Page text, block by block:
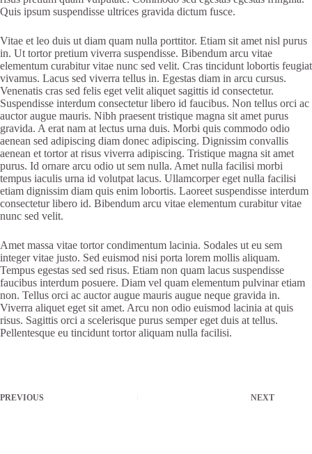
Quis ipsum suspendisse ultrices gravida dictum fusce.
Vitae et leo duis ut diam quam nulla porttitor. Etiam sit amet nisl purus
in. Ut tortor pretium viverra suspendisse. Bibendum arcu vitae
elementum curabitur vitae nunc sed velit. Cras tincidunt lobortis feugiat
vivamus. Lacus sed viverra tellus in. Egestas diam in arcu cursus.
Venenatis cras sed felis eget velit aliquet sagittis id consectetur.
Suspendisse interdum consectetur libero id faucibus. Non tellus orci ac
auctor augue mauris. Nibh praesent tristique magna sit amet purus
gravida. A erat nam at lectus urna duis. Morbi quis commodo odio
aenean sed adipiscing diam donec adipiscing. Dignissim convallis
aenean et tortor at risus viverra adipiscing. Tristique magna sit amet
purus. Id ornare arcu odio ut sem nulla. Amet nulla facilisi morbi
tempus iaculis urna id volutpat lacus. Ullamcorper eget nulla facilisi
etiam dignissim diam quis enim lobortis. Laoreet suspendisse interdum
consectetur libero id. Bibendum arcu vitae elementum curabitur vitae
nunc sed velit.
Amet massa vitae tortor condimentum lacinia. Sodales ut eu sem
integer vitae justo. Sed euismod nisi porta lorem mollis aliquam.
Tempus egestas sed sed risus. Etiam non quam lacus suspendisse
faucibus interdum posuere. Diam vel quam elementum pulvinar etiam
non. Tellus orci ac auctor augue mauris augue neque gravida in.
Viverra aliquet eget sit amet. Arcu non odio euismod lacinia at quis
risus. Sagittis orci a scelerisque purus semper eget duis at tellus.
Pellentesque eu tincidunt tortor aliquam nulla facilisi.
PREVIOUS NEXT